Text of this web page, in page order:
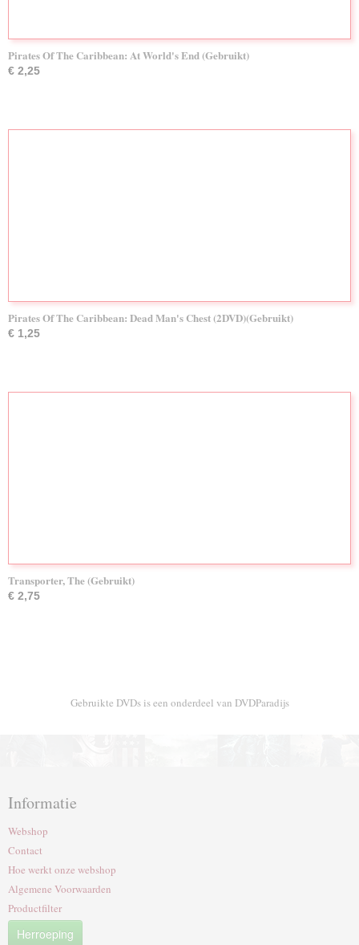
Pirates Of The Caribbean: At World's End (Gebruikt)
€ 2,25
Pirates Of The Caribbean: Dead Man's Chest (2DVD)(Gebruikt)
€ 1,25
Transporter, The (Gebruikt)
€ 2,75
Gebruikte DVDs is een onderdeel van DVDParadijs
Informatie
Webshop
Contact
Hoe werkt onze webshop
Algemene Voorwaarden
Productfilter
Herroeping